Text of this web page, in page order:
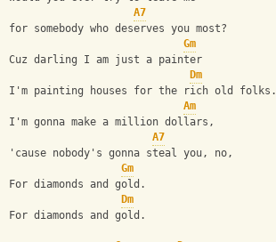
A7
for somebody who deserves you most?
Gm
Cuz darling I am just a painter
Dm
I'm painting houses for the rich old folks.
Am
I'm gonna make a million dollars,
A7
'cause nobody's gonna steal you, no,
Gm
For diamonds and gold.
Dm
For diamonds and gold.